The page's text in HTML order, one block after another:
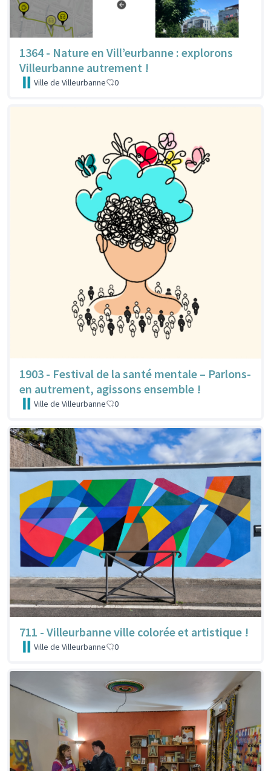
1364 - Nature en Vill’eurbanne : explorons
Villeurbanne autrement !
Ville de Villeurbanne 0
1903 - Festival de la santé mentale – Parlons-
en autrement, agissons ensemble !
Ville de Villeurbanne 0
711 - Villeurbanne ville colorée et artistique !
Ville de Villeurbanne 0